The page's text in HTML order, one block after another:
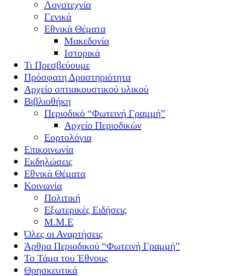
Λογοτεχνία
Γενικά
Εθνικά Θέματα
Μακεδονία
Ιστορικά
Τι Πρεσβεύουμε
Πρόσφατη Δραστηριότητα
Αρχείο οπτιακουστικού υλικού
Βιβλιοθήκη
Περιοδικό “Φωτεινή Γραμμή”
Αρχείο Περιοδικών
Εορτολόγια
Επικοινωνία
Εκδηλώσεις
Εθνικά Θέματα
Κοινωνία
Πολιτική
Εξωτερικές Ειδήσεις
Μ.Μ.Ε
Όλες οι Αναρτήσεις
Άρθρα Περιοδικού “Φωτεινή Γραμμή”
Το Τάμα του Έθνους
Θρησκευτικά